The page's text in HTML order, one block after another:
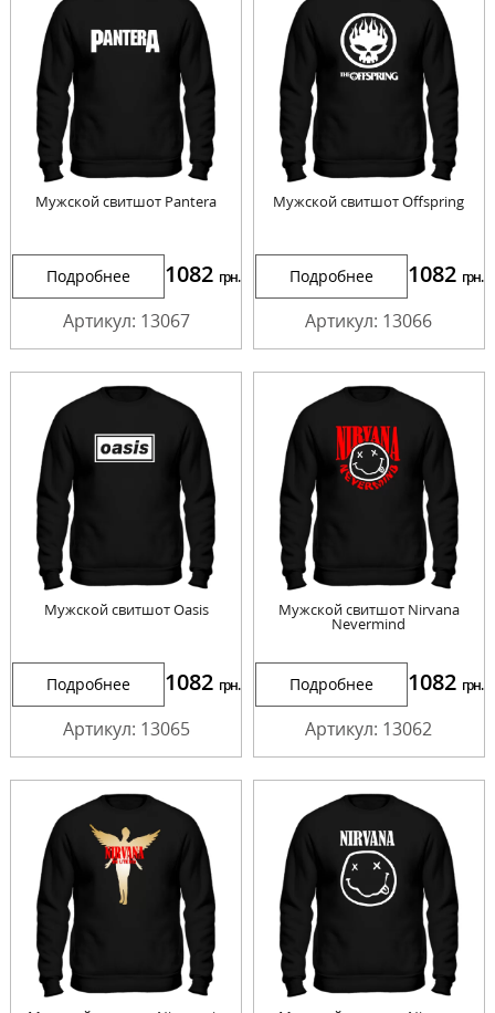
Мужской свитшот Pantera
Подробнее 1082 грн.
Артикул: 13067
Мужской свитшот Offspring
Подробнее 1082 грн.
Артикул: 13066
Мужской свитшот Oasis
Подробнее 1082 грн.
Артикул: 13065
Мужской свитшот Nirvana
Nevermind
Подробнее 1082 грн.
Артикул: 13062